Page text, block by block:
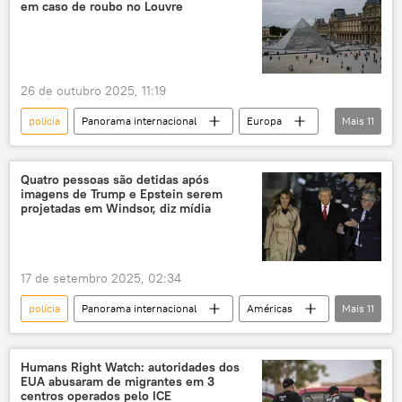
Alexandre de Moraes
Complexo do Alemão
em caso de roubo no Louvre
26 de outubro 2025, 11:19
polícia Panorama internacional
Europa
França
roubo
museu
Museu do Louvre
suspeitos
prisão
Laurent Nunez
Mundo
Mais 11
Quatro pessoas são detidas após
imagens de Trump e Epstein serem
projetadas em Windsor, diz mídia
17 de setembro 2025, 02:34
polícia Panorama internacional
Américas
Mundo
Donald Trump
Keir Starmer
Reino Unido
Nova York
Estados Unidos
ITV
Mais 11
Humans Right Watch: autoridades dos
EUA abusaram de migrantes em 3
centros operados pelo ICE